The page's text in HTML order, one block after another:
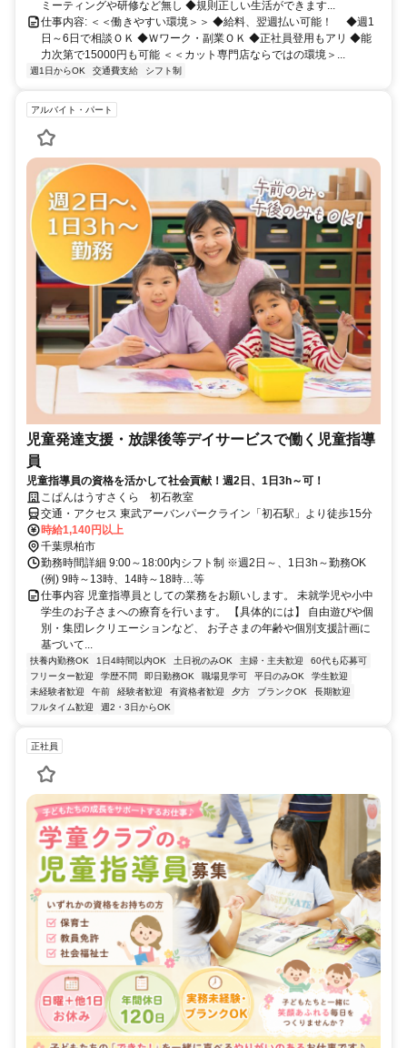
ミーティングや研修など無し ◆規則正しい生活ができます...
仕事内容: ＜＜働きやすい環境＞＞ ◆給料、翌週払い可能！ ◆週1
日～6日で相談ＯＫ ◆Ｗワーク・副業ＯＫ ◆正社員登用もアリ ◆能
力次第で15000円も可能 ＜＜カット専門店ならではの環境＞...
週1日からOK 交通費支給 シフト制
アルバイト・パート
児童発達支援・放課後等デイサービスで働く児童指導
員
児童指導員の資格を活かして社会貢献！週2日、1日3h～可！
こぱんはうすさくら 初石教室
交通・アクセス 東武アーバンパークライン「初石駅」より徒歩15分
時給1,140円以上
千葉県柏市
勤務時間詳細 9:00～18:00内シフト制 ※週2日～、1日3h～勤務OK
(例) 9時～13時、14時～18時…等
仕事内容 児童指導員としての業務をお願いします。 未就学児や小中
学生のお子さまへの療育を行います。 【具体的には】 自由遊びや個
別・集団レクリエーションなど、 お子さまの年齢や個別支援計画に
基づいて...
扶養内勤務OK 1日4時間以内OK 土日祝のみOK 主婦・主夫歓迎
60代も応募可
フリーター歓迎
学歴不問 即日勤務OK 職場見学可 平日のみOK
学生歓迎
未経験者歓迎
午前 経験者歓迎 有資格者歓迎 夕方 ブランクOK
長期歓迎
フルタイム歓迎
週2・3日からOK
正社員